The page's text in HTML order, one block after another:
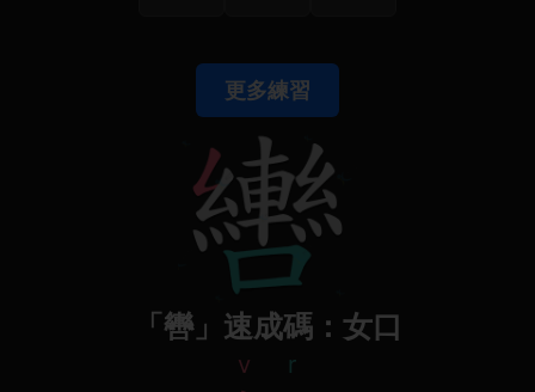
更多練習
「轡」速成碼：女口
v r